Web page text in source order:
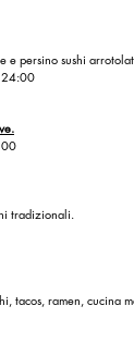
e persino sushi
24:00
tradizionali.
tacos, ramen, cucina